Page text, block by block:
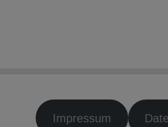
Impressum